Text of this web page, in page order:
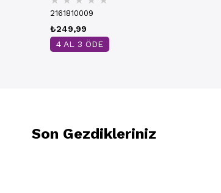
2161810009
₺249,99
4 AL 3 ÖDE
Son Gezdikleriniz